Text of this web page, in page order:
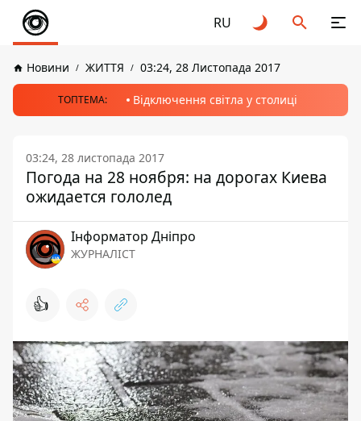
RU
Новини ЖИТТЯ 03:24, 28 Листопада 2017
ТОПТЕМА: Відключення світла у столиці
03:24, 28 листопада 2017
Погода на 28 ноября: на дорогах Киева
ожидается гололед
Інформатор Дніпро
ЖУРНАЛІСТ
👍